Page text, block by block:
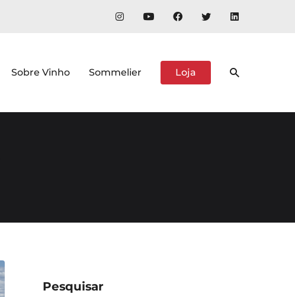
Sobre Vinho Sommelier Loja
Pesquisar